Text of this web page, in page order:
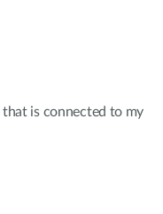
that is connected to my